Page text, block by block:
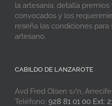
la artesanía; detalla
convocados y los
reseña las condiciones
artesano.
CABILDO DE LANZAROTE
Avd Fred Olsen s/n, Arrecife
Teléfono: 928 81 01 00 Ext: